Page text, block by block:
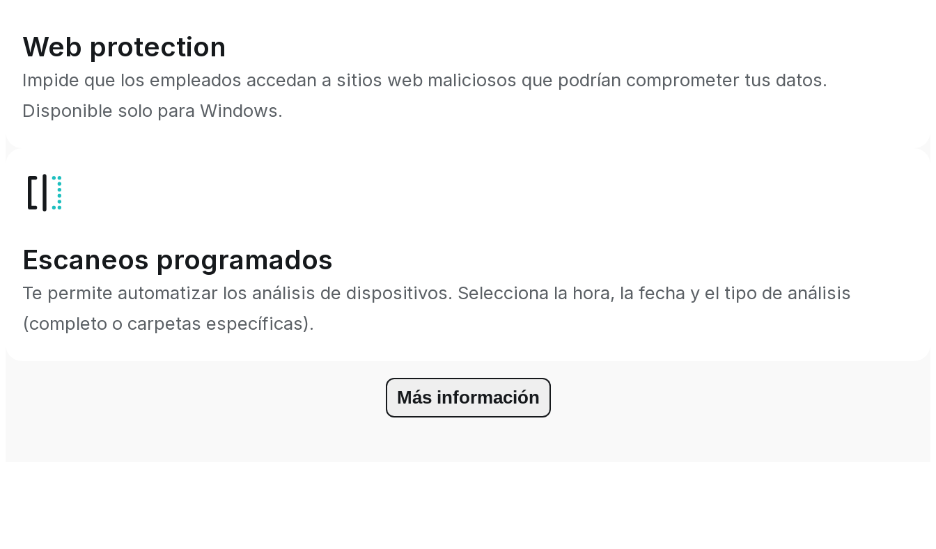
Web protection
Impide que los empleados accedan a sitios web maliciosos que podrían comprometer tus datos.
Disponible solo para Windows.
Escaneos programados
Te permite automatizar los análisis de dispositivos. Selecciona la hora, la fecha y el tipo de análisis
(completo o carpetas específicas).
Más información